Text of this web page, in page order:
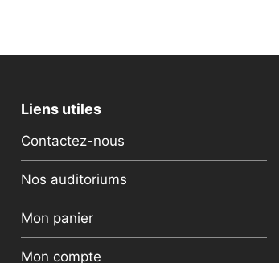
Liens utiles
Contactez-nous
Nos auditoriums
Mon panier
Mon compte